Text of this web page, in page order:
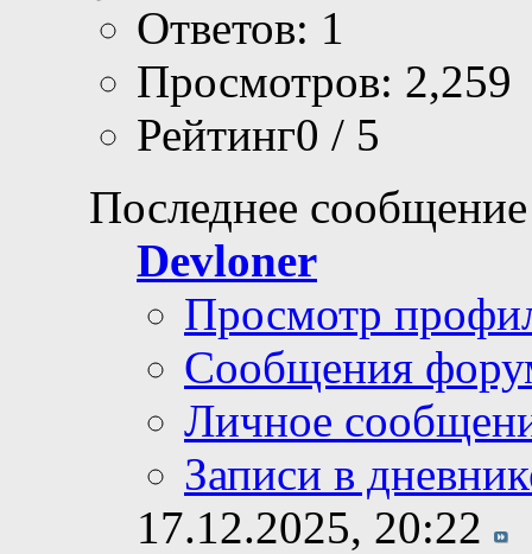
Ответов: 1
Просмотров: 2,259
Рейтинг0 / 5
Последнее
Devloner
Просмотр
Сообщения
Личное
Записи в
17.12.2025, 20:22